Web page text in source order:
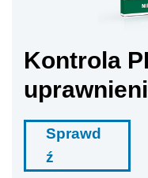
Kontrola
Sprawd
ź